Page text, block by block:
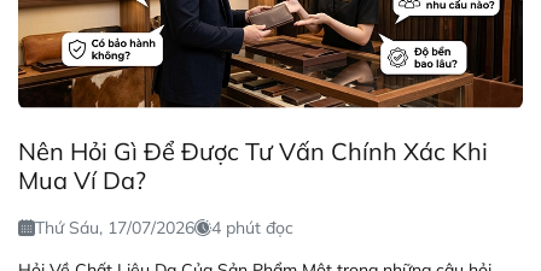
Nên Hỏi Gì Để Được Tư Vấn Chính Xác Khi
Mua Ví Da?
Thứ Sáu, 17/07/2026
4 phút đọc